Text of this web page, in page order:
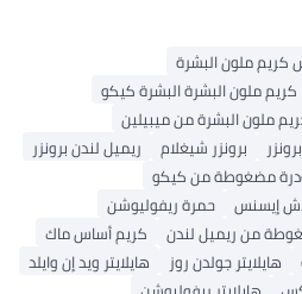
كريم ملون البشرة
كريم ملون البشرة البشرة كيكو
ملون البشرة من ميبيلين
برونزر شيغلام
ريميل لندن برونزر
مضغوطة من كيكو
إيسنس
حمرة ريفوليوشن
من ريميل لندن
كريم أساس ماك
هايلايتر جولدن روز
هايلايتر ويد إن وايلد